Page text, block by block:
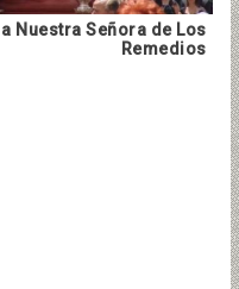
Nuestra Señora de Los
Remedios